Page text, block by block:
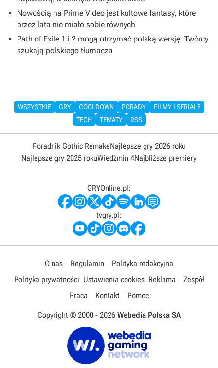
Nowością na Prime Video jest kultowe fantasy, które
przez lata nie miało sobie równych
Path of Exile 1 i 2 mogą otrzymać polską wersję. Twórcy
szukają polskiego tłumacza
WSZYSTKIE GRY COOLDOWN PORADY
FILMY I SERIALE
TECH
TEMATY RSS
Poradnik Gothic RemakeNajlepsze gry 2026 roku
Najlepsze gry 2025 rokuWiedźmin 4Najbliższe premiery
GRYOnline.pl:
tvgry.pl:
O nas Regulamin
Polityka redakcyjna
Polityka prywatności Ustawienia cookies Reklama
Zespół
Praca
Kontakt Pomoc
Copyright © 2000 - 2026 Webedia Polska SA